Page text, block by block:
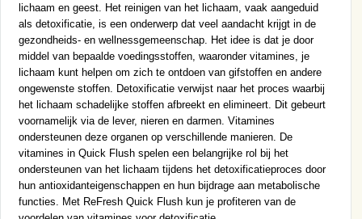
lichaam en geest. Het reinigen van het lichaam, vaak aangeduid
als detoxificatie, is een onderwerp dat veel aandacht krijgt in de
gezondheids- en wellnessgemeenschap. Het idee is dat je door
middel van bepaalde voedingsstoffen, waaronder vitamines, je
lichaam kunt helpen om zich te ontdoen van gifstoffen en andere
ongewenste stoffen. Detoxificatie verwijst naar het proces waarbij
het lichaam schadelijke stoffen afbreekt en elimineert. Dit gebeurt
voornamelijk via de lever, nieren en darmen. Vitamines
ondersteunen deze organen op verschillende manieren. De
vitamines in Quick Flush spelen een belangrijke rol bij het
ondersteunen van het lichaam tijdens het detoxificatieproces door
hun antioxidanteigenschappen en hun bijdrage aan metabolische
functies. Met ReFresh Quick Flush kun je profiteren van de